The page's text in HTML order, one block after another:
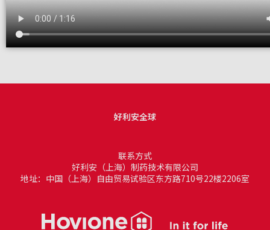
好利安全球
联系方式
好利安（上海）制药技术有限公司
地址：中国（上海）自由贸易试验区东方路710号22楼2206室